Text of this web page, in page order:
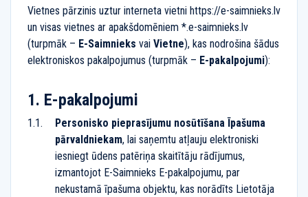
Vietnes pārzinis uztur interneta vietni https://e-saimnieks.lv
un visas vietnes ar apakšdomēniem *.e-saimnieks.lv
(turpmāk – E-Saimnieks vai Vietne), kas nodrošina šādus
elektroniskos pakalpojumus (turpmāk – E-pakalpojumi):
E-pakalpojumi
Personisko pieprasījumu nosūtīšana Īpašuma
pārvaldniekam, lai saņemtu atļauju elektroniski
iesniegt ūdens patēriņa skaitītāju rādījumus,
izmantojot E-Saimnieks E-pakalpojumu, par
nekustamā īpašuma objektu, kas norādīts Lietotāja